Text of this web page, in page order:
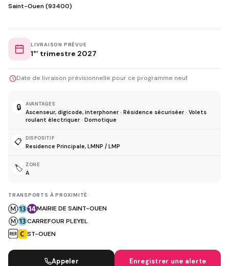
Saint-Ouen (93400)
LIVRAISON PRÉVUE
1er trimestre 2027
Date de livraison prévisionnelle pour ce programme neuf
🔒 AVANTAGES
Ascenseur, digicode, interphoner · Résidence sécuriséer · Volets
roulant électriquer · Domotique
📋 DISPOSITIF
Residence Principale, LMNP / LMP
🏷️ ZONE
A
TRANSPORTS À PROXIMITÉ
MAIRIE DE SAINT-OUEN
CARREFOUR PLEYEL
ST-OUEN
Appeler Enregistrer une alerte